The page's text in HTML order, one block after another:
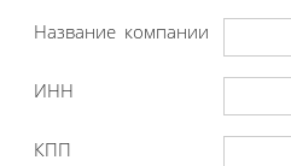
Название компании
ИНН
КПП